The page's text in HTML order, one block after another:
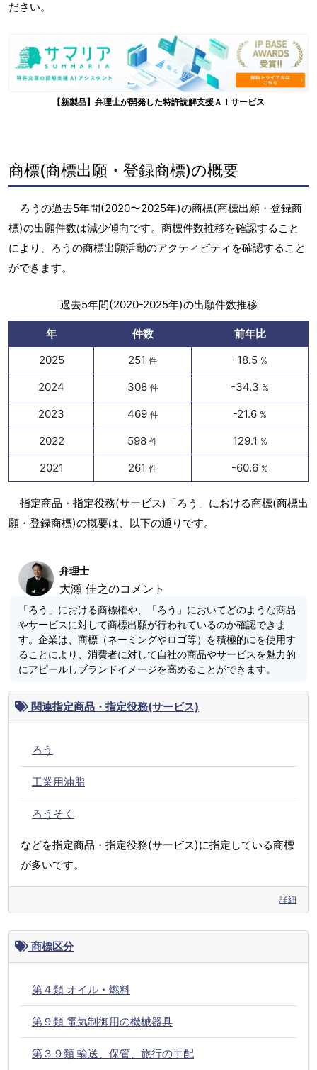
ださい。
【新製品】弁理士が開発した特許読解支援ＡＩサービス
商標(商標出願・登録商標)の概要
ろうの過去5年間(2020〜2025年)の商標(商標出願・登録商
標)の出願件数は減少傾向です。商標件数推移を確認すること
により、ろうの商標出願活動のアクティビティを確認すること
ができます。
過去5年間(2020-2025年)の出願件数推移
年 件数
前年比
2025
251 件 -18.5 %
2024 308 件 -34.3 %
2023 469 件 -21.6 %
2022 598 件 129.1 %
2021 261 件 -60.6 %
指定商品・指定役務(サービス)「ろう」における商標(商標出
願・登録商標)の概要は、以下の通りです。
弁理士
大瀬 佳之のコメント
「ろう」における商標権や、「ろう」においてどのような商品
やサービスに対して商標出願が行われているのか確認できま
す。企業は、商標（ネーミングやロゴ等）を積極的にを使用す
ることにより、消費者に対して自社の商品やサービスを魅力的
にアピールしブランドイメージを高めることができます。
関連指定商品・指定役務(サービス)
ろう
工業用油脂
ろうそく
などを指定商品・指定役務(サービス)に指定している商標
が多いです。
詳細
商標区分
第４類 オイル・燃料
第９類 電気制御用の機械器具
第３９類 輸送、保管、旅行の手配